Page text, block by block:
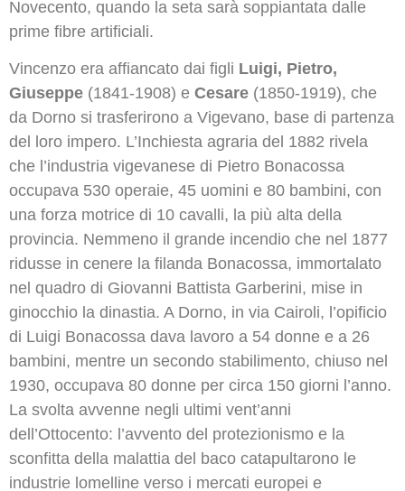
Novecento, quando la seta sarà soppiantata dalle
prime fibre artificiali.
Vincenzo era affiancato dai figli Luigi, Pietro,
Giuseppe (1841-1908) e Cesare (1850-1919), che
da Dorno si trasferirono a Vigevano, base di partenza
del loro impero. L’Inchiesta agraria del 1882 rivela
che l’industria vigevanese di Pietro Bonacossa
occupava 530 operaie, 45 uomini e 80 bambini, con
una forza motrice di 10 cavalli, la più alta della
provincia. Nemmeno il grande incendio che nel 1877
ridusse in cenere la filanda Bonacossa, immortalato
nel quadro di Giovanni Battista Garberini, mise in
ginocchio la dinastia. A Dorno, in via Cairoli, l’opificio
di Luigi Bonacossa dava lavoro a 54 donne e a 26
bambini, mentre un secondo stabilimento, chiuso nel
1930, occupava 80 donne per circa 150 giorni l’anno.
La svolta avvenne negli ultimi vent’anni
dell’Ottocento: l’avvento del protezionismo e la
sconfitta della malattia del baco catapultarono le
industrie lomelline verso i mercati europei e